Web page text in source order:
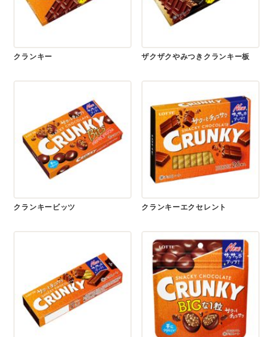
クランキー ザクザクやみつきクランキー板
クランキービッツ クランキーエクセレント